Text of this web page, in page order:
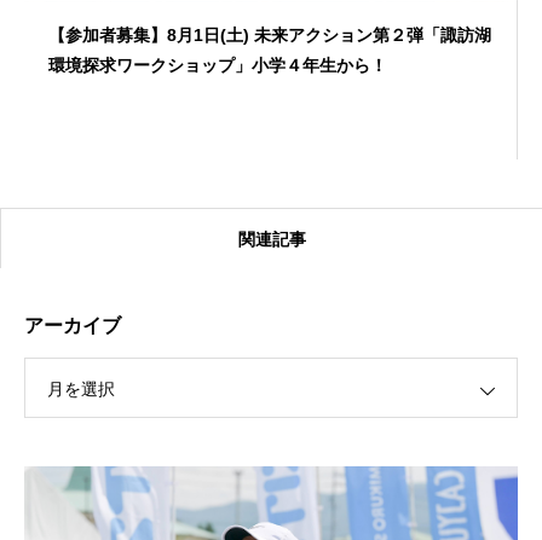
【参加者募集】8月1日(土) 未来アクション第２弾「諏訪湖
環境探求ワークショップ」小学４年生から！
【受付終了】2026大会同日開催！カヤックに乗って諏訪
関連記事
アーカイブ
月を選択